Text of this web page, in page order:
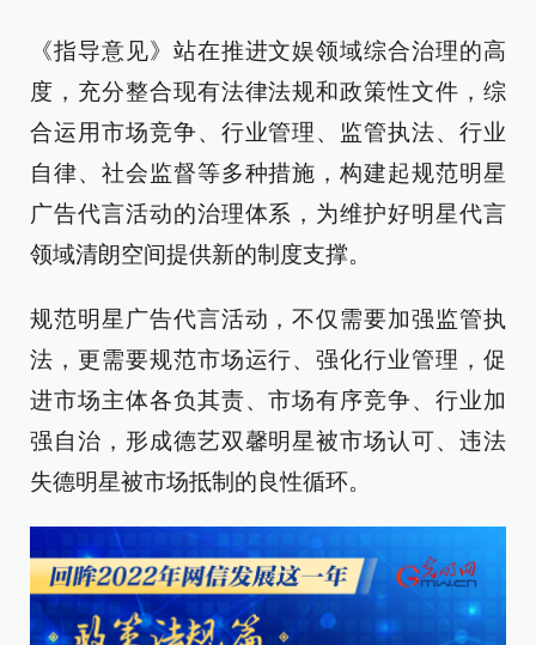
《指导意见》站在推进文娱领域综合治理的高
度，充分整合现有法律法规和政策性文件，综
合运用市场竞争、行业管理、监管执法、行业
自律、社会监督等多种措施，构建起规范明星
广告代言活动的治理体系，为维护好明星代言
领域清朗空间提供新的制度支撑。
规范明星广告代言活动，不仅需要加强监管执
法，更需要规范市场运行、强化行业管理，促
进市场主体各负其责、市场有序竞争、行业加
强自治，形成德艺双馨明星被市场认可、违法
失德明星被市场抵制的良性循环。